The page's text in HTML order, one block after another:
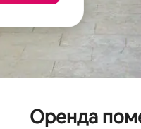
Оренда